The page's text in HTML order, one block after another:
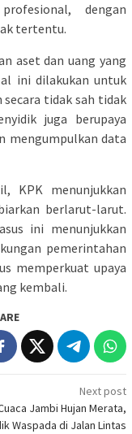
dengan
tertentu.
aset dan uang yang
ini dilakukan untuk
tidak sah tidak
juga berupaya
mengumpulkan data
KPK menunjukkan
berlarut-larut.
ini menunjukkan
pemerintahan
memperkuat upaya
kembali.
Next post
Jambi Hujan Merata,
Waspada di Jalan Lintas